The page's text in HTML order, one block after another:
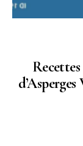
Recettes